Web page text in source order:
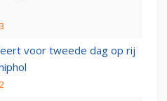
voor tweede dag op rij